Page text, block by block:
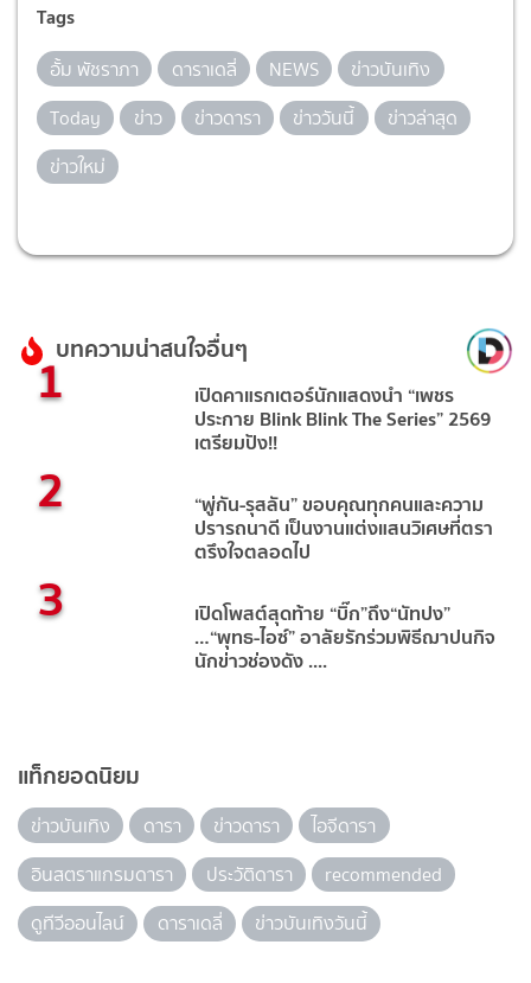
Tags
อั้ม พัชราภา ดาราเดลี่ NEWS
ข่าวบันเทิง
Today
ข่าว ข่าวดารา ข่าววันนี้
ข่าวล่าสุด
ข่าวใหม่
บทความน่าสนใจอื่นๆ
1 เปิดคาแรกเตอร์นักแสดงนำ “เพชร
ประกาย Blink Blink The Series” 2569
เตรียมปัง!!
2 “พู่กัน-รุสลัน” ขอบคุณทุกคนและความ
ปรารถนาดี เป็นงานแต่งแสนวิเศษที่ตรา
ตรึงใจตลอดไป
3 เปิดโพสต์สุดท้าย “บิ๊ก”ถึง“นัทปง”
…“พุทธ-ไอซ์” อาลัยรักร่วมพิธีฌาปนกิจ
นักข่าวช่องดัง ....
แท็กยอดนิยม
ข่าวบันเทิง ดารา ข่าวดารา
ไอจีดารา
อินสตราแกรมดารา
ประวัติดารา
recommended
ดูทีวีออนไลน์
ดาราเดลี่ ข่าวบันเทิงวันนี้